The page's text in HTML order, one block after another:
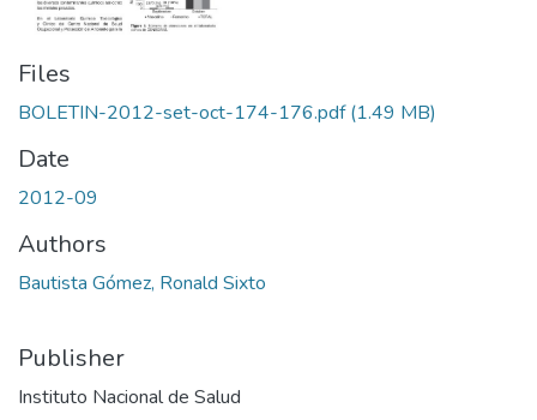
Files
BOLETIN-2012-set-oct-174-176.pdf(1.49 MB)
Date
2012-09
Authors
Bautista Gómez, Ronald Sixto
Publisher
Instituto Nacional de Salud